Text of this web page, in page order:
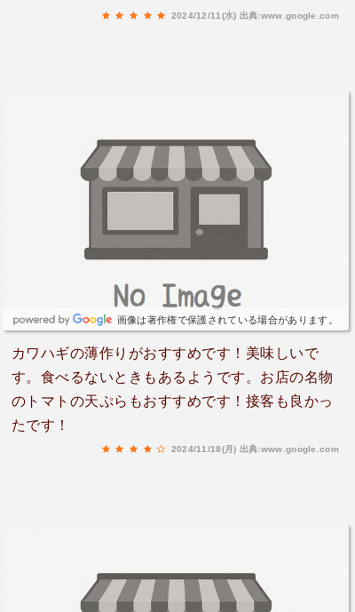
2024/12/11(水) 出典:www.google.com
画像は著作権で保護されている場合があります。
カワハギの薄作りがおすすめです！美味しいで
す。食べるないときもあるようです。お店の名物
のトマトの天ぷらもおすすめです！接客も良かっ
たです！
2024/11/18(月) 出典:www.google.com